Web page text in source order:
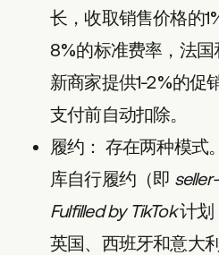
长，收取销售价格的
8%的标准费率，法
新商家提供1-2%的促
支付前自动扣除。
履约： 存在两种模式
库自行履约（即
Fulfilled by TikTok计划
英国、西班牙和意大